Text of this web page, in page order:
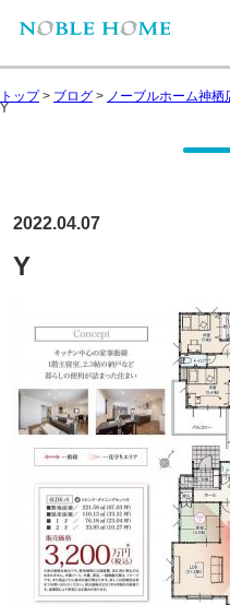
トップ> ブログ > ノーブルホーム神栖
Y
2022.04.07
Y